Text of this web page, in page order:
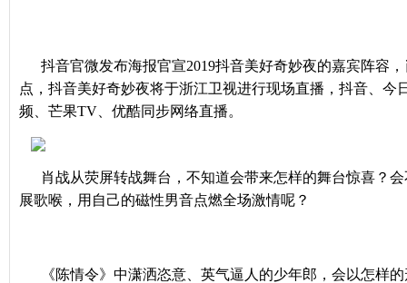
抖音官微发布海报官宣2019抖音美好奇妙夜的嘉宾阵容
点，抖音美好奇妙夜将于浙江卫视进行现场直播，抖音、今
频、芒果TV、优酷同步网络直播。
肖战从荧屏转战舞台，不知道会带来怎样的舞台惊喜？
展歌喉，用自己的磁性男音点燃全场激情呢？
《陈情令》中潇洒恣意、英气逼人的少年郎，会以怎样